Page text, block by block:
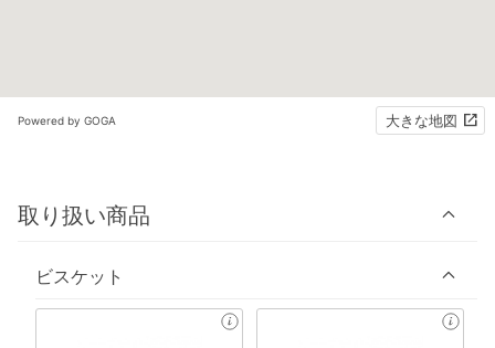
Powered by GOGA 大きな地図
取り扱い商品
ビスケット